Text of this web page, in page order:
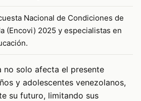
Nacional de Condiciones de
(Encovi) 2025 y especialistas en
no solo afecta el presente
y adolescentes venezolanos,
su futuro, limitando sus